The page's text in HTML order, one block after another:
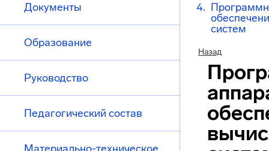
Документы
Образование
Руководство
Педагогический состав
систем
Назад